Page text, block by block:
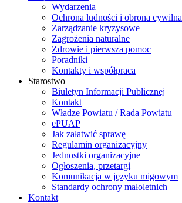
Wydarzenia
Ochrona ludności i obrona cywilna
Zarządzanie kryzysowe
Zagrożenia naturalne
Zdrowie i pierwsza pomoc
Poradniki
Kontakty i współpraca
Starostwo
Biuletyn Informacji Publicznej
Kontakt
Władze Powiatu / Rada Powiatu
ePUAP
Jak załatwić sprawę
Regulamin organizacyjny
Jednostki organizacyjne
Ogłoszenia, przetargi
Komunikacja w języku migowym
Standardy ochrony małoletnich
Kontakt